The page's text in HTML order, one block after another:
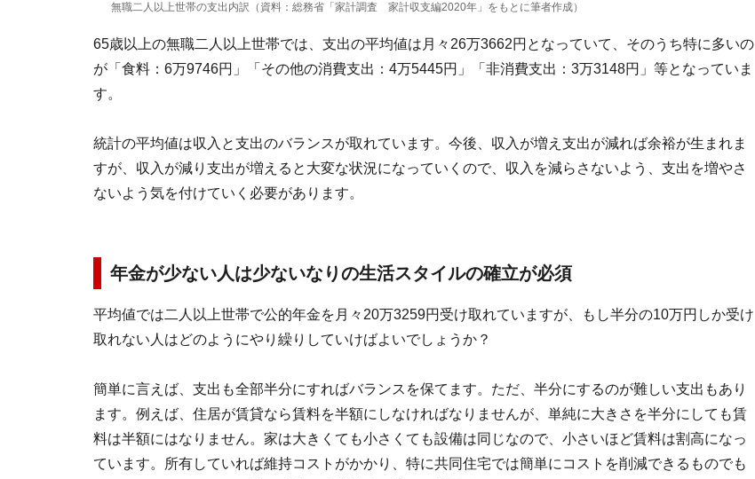
無職二人以上世帯の支出内訳（資料：総務省「家計調査 家計収支編2020年」をもとに筆者作成）
65歳以上の無職二人以上世帯では、支出の平均値は月々26万3662円となっていて、そのうち特に多いの
が「食料：6万9746円」「その他の消費支出：4万5445円」「非消費支出：3万3148円」等となっていま
す。
統計の平均値は収入と支出のバランスが取れています。今後、収入が増え支出が減れば余裕が生まれま
すが、収入が減り支出が増えると大変な状況になっていくので、収入を減らさないよう、支出を増やさ
ないよう気を付けていく必要があります。
年金が少ない人は少ないなりの生活スタイルの確立が必須
平均値では二人以上世帯で公的年金を月々20万3259円受け取れていますが、もし半分の10万円しか受け
取れない人はどのようにやり繰りしていけばよいでしょうか？
簡単に言えば、支出も全部半分にすればバランスを保てます。ただ、半分にするのが難しい支出もあり
ます。例えば、住居が賃貸なら賃料を半額にしなければなりませんが、単純に大きさを半分にしても賃
料は半額にはなりません。家は大きくても小さくても設備は同じなので、小さいほど賃料は割高になっ
ています。所有していれば維持コストがかかり、特に共同住宅では簡単にコストを削減できるものでも